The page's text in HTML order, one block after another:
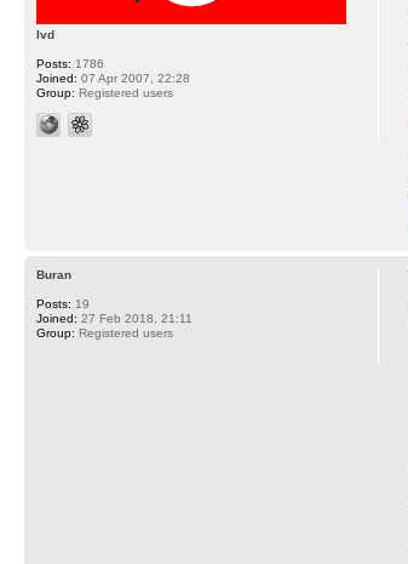
lvd
Posts: 1786
Joined: 07 Apr 2007, 22:28
Group: Registered users
Buran
Posts: 19
Joined: 27 Feb 2018, 21:11
Group: Registered users